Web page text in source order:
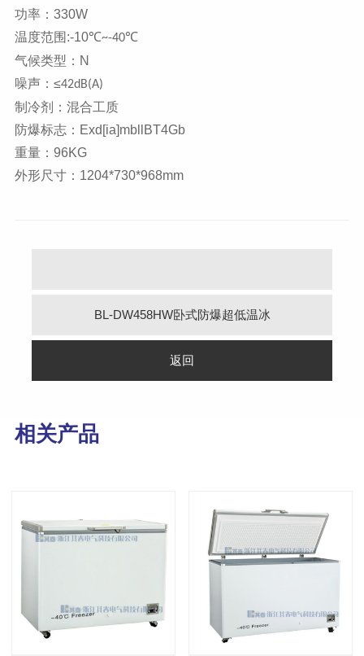
功率： 330W
温度范围 :-10℃~-40℃
气候类型： N
噪声： ≤42dB(A)
制冷剂：混合工质
防爆标志： Exd[ia]mbllBT4Gb
重量： 96KG
外形尺寸： 1204*730*968mm
BL-DW458HW卧式防爆超低温冰
柜-40℃/-60℃/-86℃防爆冰箱
返回
相关产品